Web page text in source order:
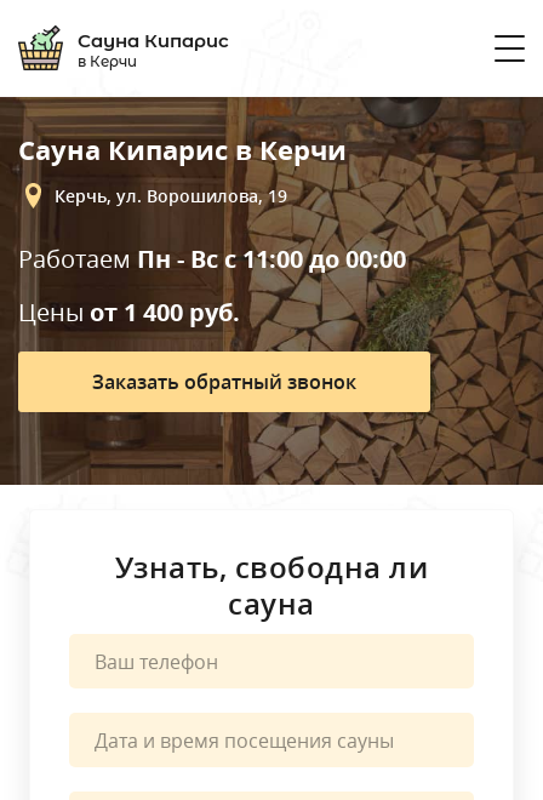
Сауна Кипарис
в Керчи
+7 (978) 818-... показать номер
Пн - Вс с 11:00 до 00:00
Залы
О нас
Отзывы
Контакты
Керчь, ул. Ворошилова, 19
Сауна Кипарис в Керчи
Керчь, ул. Ворошилова, 19
Работаем Пн - Вс с 11:00 до 00:00
Цены от 1 400 руб.
Заказать обратный звонок
Узнать, свободна ли
сауна